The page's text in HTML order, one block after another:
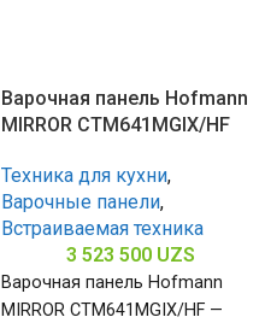
Варочная панель Hofmann
MIRROR CTM641MGIX/HF
Техника для кухни,
Варочные панели,
Встраиваемая техника
3 523 500 UZS
Варочная панель Hofmann
MIRROR CTM641MGIX/HF —